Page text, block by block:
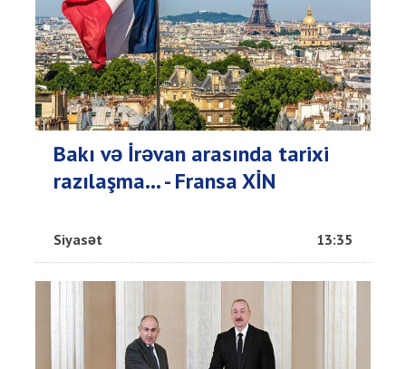
Bakı və İrəvan arasında tarixi
razılaşma... - Fransa XİN
Siyasət 13:35